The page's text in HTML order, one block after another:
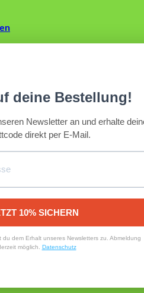
deine Bestellung!
Newsletter an und erhalte
direkt per E-Mail.
10% SICHERN
du dem Erhalt unseres Newsletters zu. Abmeldung
möglich. Datenschutz